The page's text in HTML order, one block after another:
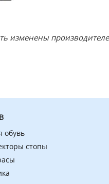
изменены
обувь
стопы